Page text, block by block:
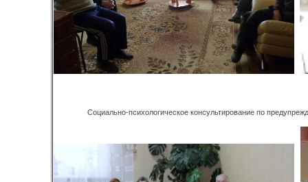
Социально-психологическое консультирование по